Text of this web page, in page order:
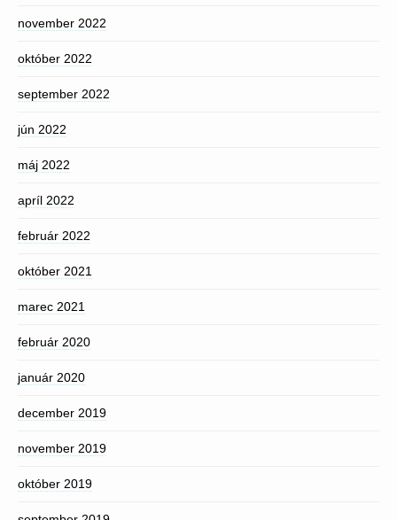
november 2022
október 2022
september 2022
jún 2022
máj 2022
apríl 2022
február 2022
október 2021
marec 2021
február 2020
január 2020
december 2019
november 2019
október 2019